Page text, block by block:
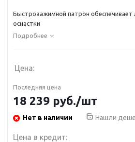
Быстрозажимной патрон обеспечивает
оснастки
Надежный редуктор с металлическими
Подробнее
Цена:
Последняя цена
18 239 руб./шт
Нет в наличии Нашли
Цена в кредит: